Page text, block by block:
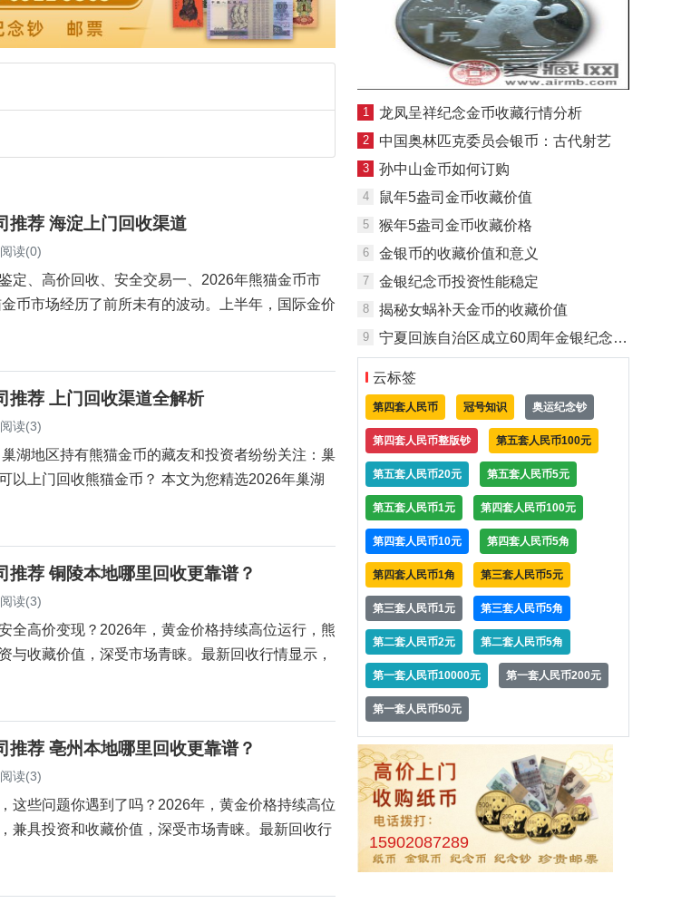
推荐 海淀上门回收渠道
阅读(0)
定、高价回收、安全交易一、2026年熊猫金币市
币市场经历了前所未有的波动。上半年，国际金价
推荐 上门回收渠道全解析
阅读(3)
湖地区持有熊猫金币的藏友和投资者纷纷关注：巢
以上门回收熊猫金币？ 本文为您精选2026年巢湖
荐 铜陵本地哪里回收更靠谱？
阅读(3)
全高价变现？2026年，黄金价格持续高位运行，熊
与收藏价值，深受市场青睐。最新回收行情显示，
荐 亳州本地哪里回收更靠谱？
阅读(3)
这些问题你遇到了吗？2026年，黄金价格持续高位
兼具投资和收藏价值，深受市场青睐。最新回收行
1 龙凤呈祥纪念金币收藏行情分析
2 中国奥林匹克委员会银币：古代射艺
3 孙中山金币如何订购
4 鼠年5盎司金币收藏价值
5 猴年5盎司金币收藏价格
6 金银币的收藏价值和意义
7 金银纪念币投资性能稳定
8 揭秘女蜗补天金币的收藏价值
9 宁夏回族自治区成立60周年金银纪念币150克银币
云标签
第四套人民币 冠号知识 奥运纪念钞
第四套人民币整版钞 第五套人民币100元
第五套人民币20元 第五套人民币5元
第五套人民币1元 第四套人民币100元
第四套人民币10元 第四套人民币5角
第四套人民币1角 第三套人民币5元
第三套人民币1元 第三套人民币5角
第二套人民币2元 第二套人民币5角
第一套人民币10000元 第一套人民币200元
第一套人民币50元
15902087289